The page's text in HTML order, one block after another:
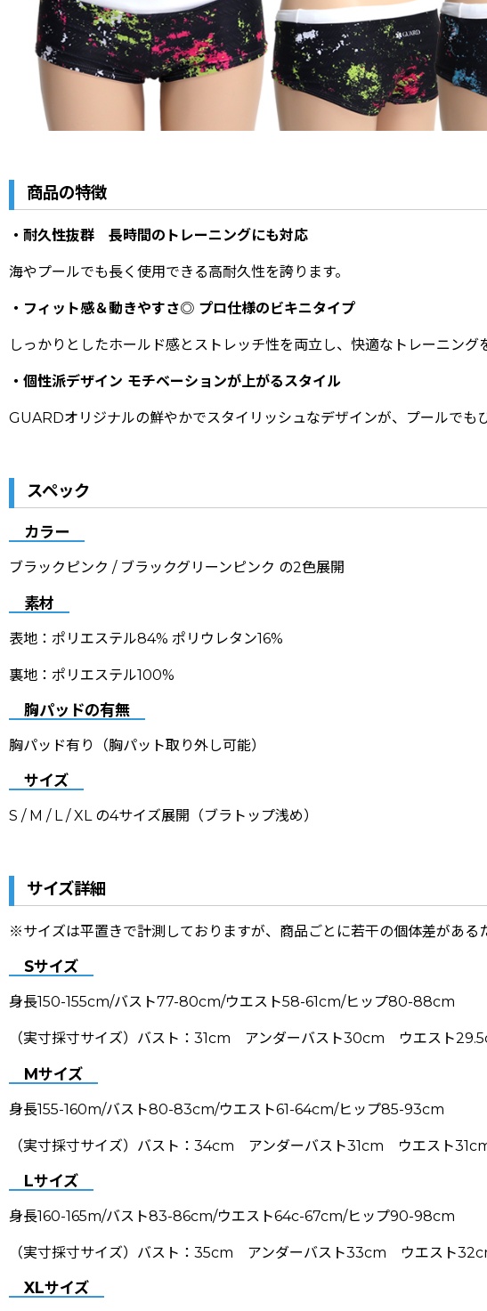
商品の特徴
・耐久性抜群 長時間のトレーニングにも対応
海やプールでも長く使用できる高耐久性を誇ります。
・フィット感＆動きやすさ◎ プロ仕様のビキニタイプ
しっかりとしたホールド感とストレッチ性を両立し、快適なトレーニング
・個性派デザイン モチベーションが上がるスタイル
GUARDオリジナルの鮮やかでスタイリッシュなデザインが、プールでも
スペック
カラー
ブラックピンク / ブラックグリーンピンク の2色展開
素材
表地：ポリエステル84% ポリウレタン16%
裏地：ポリエステル100%
胸パッドの有無
胸パッド有り（胸パット取り外し可能）
サイズ
S / M / L / XL の4サイズ展開（ブラトップ浅め）
サイズ詳細
※サイズは平置きで計測しておりますが、商品ごとに若干の個体差がある
Sサイズ
身長150-155cm/バスト77-80cm/ウエスト58-61cm/ヒップ80-88cm
（実寸採寸サイズ）バスト：31cm アンダーバスト30cm ウエスト
Mサイズ
身長155-160m/バスト80-83cm/ウエスト61-64cm/ヒップ85-93cm
（実寸採寸サイズ）バスト：34cm アンダーバスト31cm ウエスト
Lサイズ
身長160-165m/バスト83-86cm/ウエスト64c-67cm/ヒップ90-98cm
（実寸採寸サイズ）バスト：35cm アンダーバスト33cm ウエスト
XLサイズ